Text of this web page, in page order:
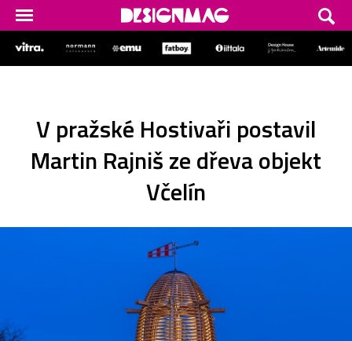
V pražské Hostivaři postavil
Martin Rajniš ze dřeva objekt
Včelín